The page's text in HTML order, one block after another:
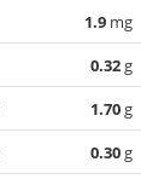
1.9 mg
0.32g
1.70g
0.30g